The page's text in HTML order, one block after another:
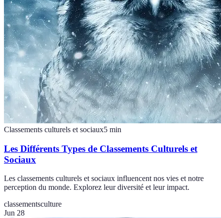
Classements culturels et sociaux5 min
Les Différents Types de Classements Culturels et
Sociaux
Les classements culturels et sociaux influencent nos vies et notre
perception du monde. Explorez leur diversité et leur impact.
classementsculture
Jun 28